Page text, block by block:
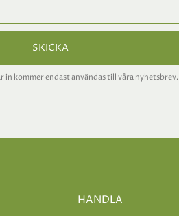
SKICKA
in kommer endast användas till våra nyhetsbrev.
HANDLA